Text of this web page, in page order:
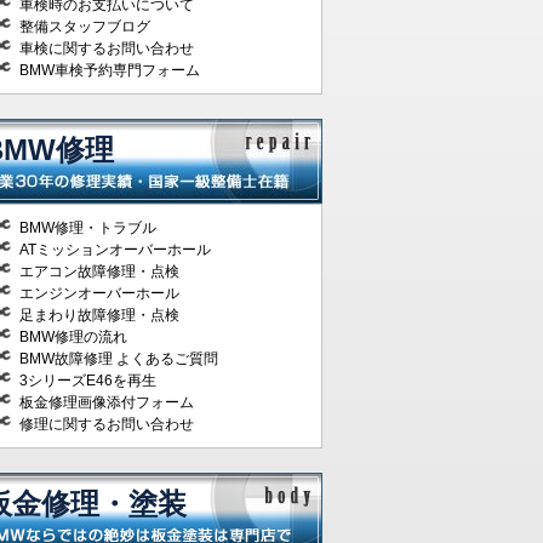
車検時のお支払いについて
整備スタッフブログ
車検に関するお問い合わせ
BMW車検予約専門フォーム
修理
BMW修理・トラブル
ATミッションオーバーホール
エアコン故障修理・点検
エンジンオーバーホール
足まわり故障修理・点検
BMW修理の流れ
BMW故障修理 よくあるご質問
3シリーズE46を再生
板金修理画像添付フォーム
修理に関するお問い合わせ
金修理・塗装